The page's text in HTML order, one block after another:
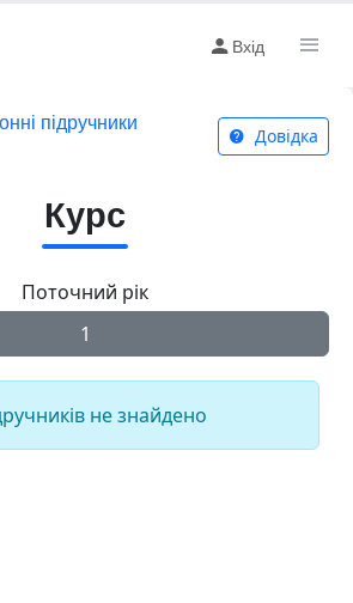
Вхід
підручники
Довідка
Курс
Поточний рік
1
не знайдено